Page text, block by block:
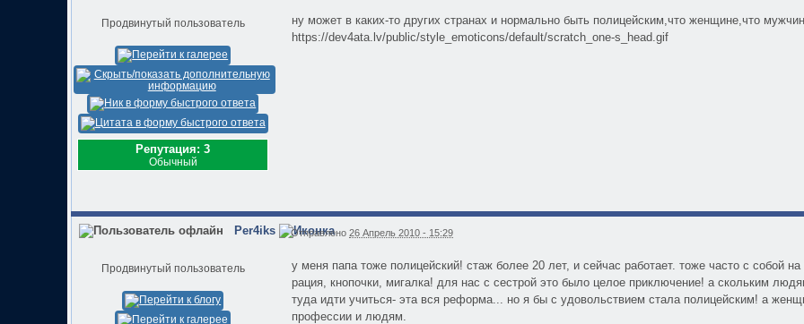
Продвинутый пользователь
Репутация: 3
Обычный
ну может в каких-то других странах и нормально быть полицейским,что женщине,что
https://dev4ata.lv/public/style_emoticons/default/scratch_one-s_head.gif
Per4iks
Продвинутый пользователь
Отправлено26 Апрель 2010 - 15:29
у меня папа тоже полицейский! стаж более 20 лет, и сейчас работает. тоже часто с собой
рация, кнопочки, мигалка! для нас с сестрой это было целое приключение! а скольким
туда идти учиться- эта вся реформа... но я бы с удовольствием стала полицейским! а
профессии и людям.